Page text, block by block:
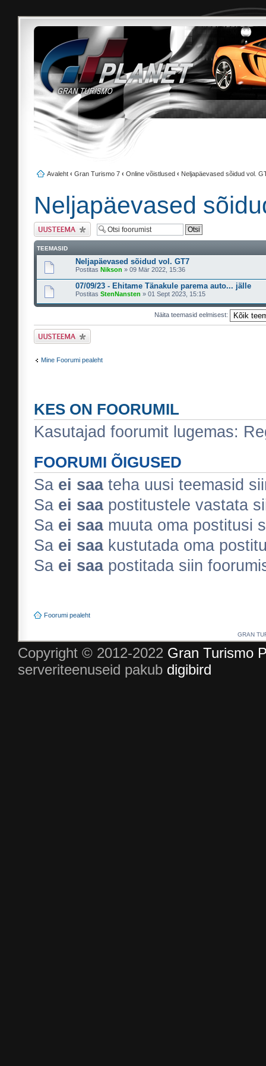
Avaleht ‹ Gran Turismo 7 ‹ Online võistlused ‹ Neljapäevased sõidud vol.
Neljapäevased
Tee uus teema
TEEMASID
Neljapäevased sõidud vol. GT7
Postitas Nikson » 09 Mär 2022, 15:36
07/09/23 - Ehitame Tänakule parema auto... jälle
Postitas StenNansten » 01 Sept 2023, 15:15
Näita teemasid eelmisest:
Tee uus teema
Mine Foorumi pealeht
KES ON FOORUMIL
Kasutajad foorumit lugemas:
FOORUMI ÕIGUSED
Sa ei saateha uusi teemasid
Sa ei saapostitustele vastata
Sa ei saamuuta oma postitusi
Sa ei saakustutada oma
Sa ei saapostitada siin
Foorumi pealeht
GRAN
Copyright © 2012-2022 Gran Turismo
serveriteenuseid pakub digibird